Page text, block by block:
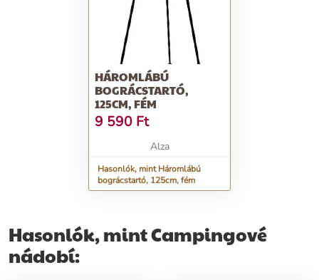
HÁROMLÁBÚ
BOGRÁCSTARTÓ,
125CM, FÉM
9 590 Ft
Alza
Hasonlók, mint Háromlábú
bográcstartó, 125cm, fém
Hasonlók, mint Campingové
nádobí: